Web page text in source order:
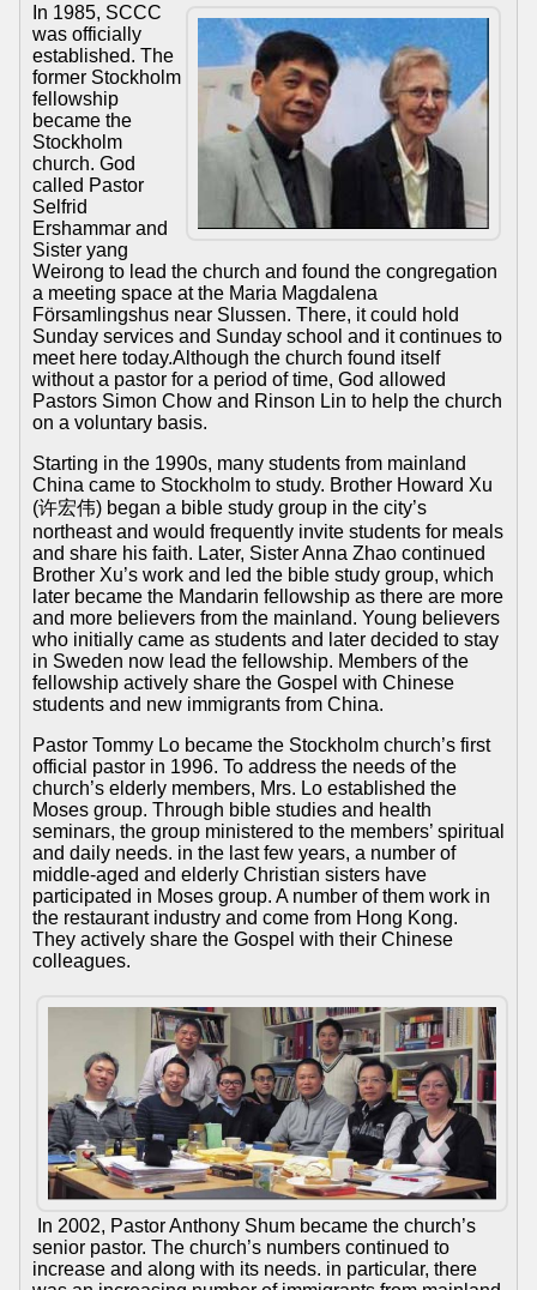
In 1985, SCCC
was officially
established. The
former Stockholm
fellowship
became the
Stockholm
church. God
called Pastor
Selfrid
Ershammar and
Sister yang
Weirong to lead the church and found the congregation
a meeting space at the Maria Magdalena
Församlingshus near Slussen. There, it could hold
Sunday services and Sunday school and it continues to
meet here today.Although the church found itself
without a pastor for a period of time, God allowed
Pastors Simon Chow and Rinson Lin to help the church
on a voluntary basis.
Starting in the 1990s, many students from mainland
China came to Stockholm to study. Brother Howard Xu
(许宏伟) began a bible study group in the city’s
northeast and would frequently invite students for meals
and share his faith. Later, Sister Anna Zhao continued
Brother Xu’s work and led the bible study group, which
later became the Mandarin fellowship as there are more
and more believers from the mainland. Young believers
who initially came as students and later decided to stay
in Sweden now lead the fellowship. Members of the
fellowship actively share the Gospel with Chinese
students and new immigrants from China.
Pastor Tommy Lo became the Stockholm church’s first
official pastor in 1996. To address the needs of the
church’s elderly members, Mrs. Lo established the
Moses group. Through bible studies and health
seminars, the group ministered to the members’ spiritual
and daily needs. in the last few years, a number of
middle-aged and elderly Christian sisters have
participated in Moses group. A number of them work in
the restaurant industry and come from Hong Kong.
They actively share the Gospel with their Chinese
colleagues.
In 2002, Pastor Anthony Shum became the church’s
senior pastor. The church’s numbers continued to
increase and along with its needs. in particular, there